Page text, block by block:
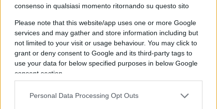
consenso in qualsiasi momento ritornando su questo sito
Please note that this website/app uses one or more Google
services and may gather and store information including but
not limited to your visit or usage behaviour. You may click to
grant or deny consent to Google and its third-party tags to
use your data for below specified purposes in below Google
consent section.
Personal Data Processing Opt Outs
Larisposta militare di Teherannon si è fatta
attendere. L’esercito iraniano ha annunciato di
essere pronto a lanciare “2.000 missili” contro
potente” del precedente. “Le continue aggressioni